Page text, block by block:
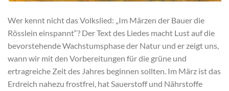
Wer kennt nicht das Volkslied: „Im Märzen der Bauer die
Rösslein einspannt“? Der Text des Liedes macht Lust auf die
bevorstehende Wachstumsphase der Natur und er zeigt uns,
wann wir mit den Vorbereitungen für die grüne und
ertragreiche Zeit des Jahres beginnen sollten. Im März ist das
Erdreich nahezu frostfrei, hat Sauerstoff und Nährstoffe